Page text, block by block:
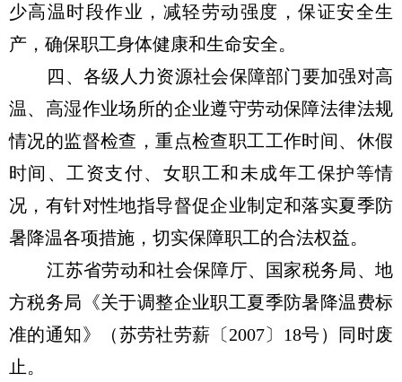
少高温时段作业，减轻劳动强度，保证安全生
产，确保职工身体健康和生命安全。
四、各级人力资源社会保障部门要加强对高
温、高湿作业场所的企业遵守劳动保障法律法规
情况的监督检查，重点检查职工工作时间、休假
时间、工资支付、女职工和未成年工保护等情
况，有针对性地指导督促企业制定和落实夏季防
暑降温各项措施，切实保障职工的合法权益。
江苏省劳动和社会保障厅、国家税务局、地
方税务局《关于调整企业职工夏季防暑降温费标
准的通知》（苏劳社劳薪〔2007〕18号）同时废
止。